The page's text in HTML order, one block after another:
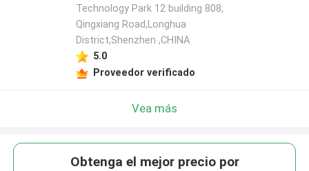
Technology Park 12 building 808,
Qingxiang Road,Longhua
District,Shenzhen ,CHINA
5.0
Proveedor verificado
Vea más
Obtenga el mejor precio por